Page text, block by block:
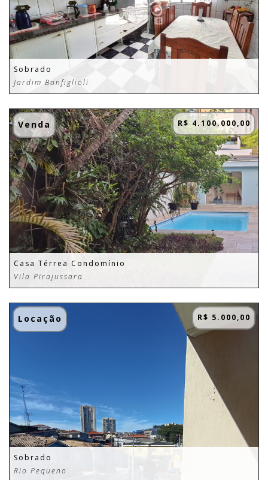
Sobrado
Jardim Bonfiglioli
Venda R$ 4.100.000,00
Casa Térrea Condomínio
Vila Pirajussara
Locação R$ 5.000,00
Sobrado
Rio Pequeno